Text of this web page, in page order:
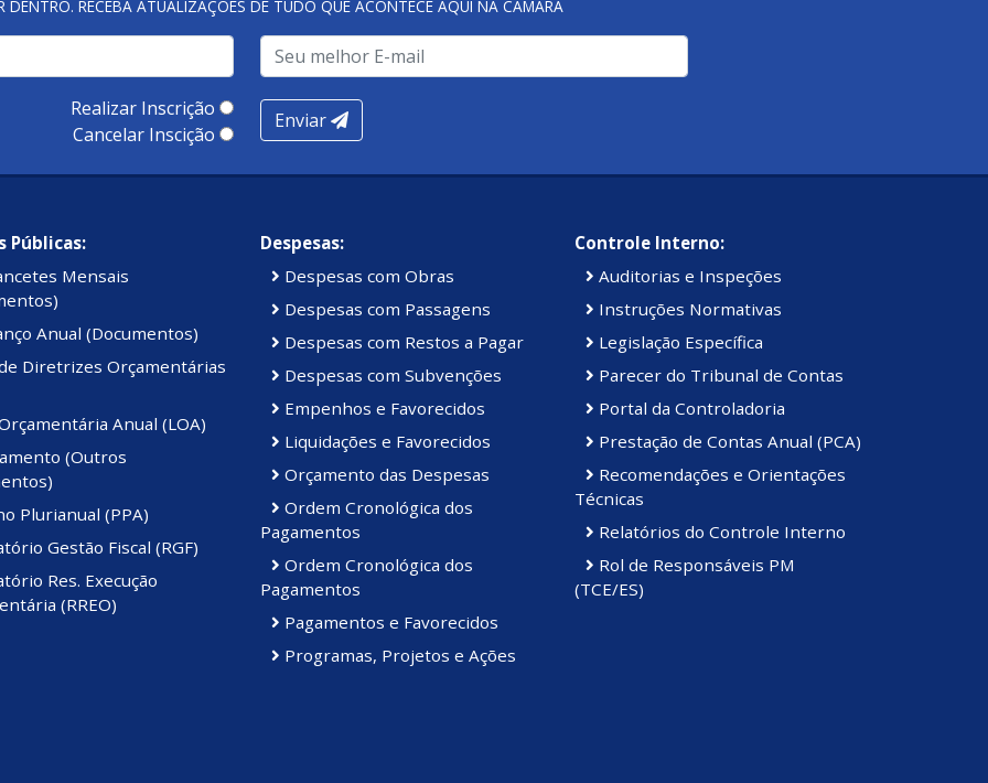
reflexão, mas também
em ver o envolvimento
DENTRO. RECEBA ATUALIZAÇÕES DE TUDO QUE ACONTECE AQUI NA CÂMARA
Realizar Inscrição
Cancelar Inscição
Enviar
Públicas:
Mensais
Anual (Documentos)
Diretrizes Orçamentárias
Anual (LOA)
(Outros
Plurianual (PPA)
Gestão Fiscal (RGF)
Res. Execução
(RREO)
Despesas:
Despesas com Obras
Despesas com Passagens
Despesas com Restos a Pagar
Despesas com Subvenções
Empenhos e Favorecidos
Liquidações e Favorecidos
Orçamento das Despesas
Ordem Cronológica dos
Pagamentos
Ordem Cronológica dos
Pagamentos
Pagamentos e Favorecidos
Programas, Projetos e Ações
Controle Interno:
Auditorias e Inspeções
Instruções Normativas
Legislação Específica
Parecer do Tribunal de Contas
Portal da Controladoria
Prestação de Contas Anual (PCA)
Recomendações e Orientações
Técnicas
Relatórios do Controle Interno
Rol de Responsáveis PM
(TCE/ES)